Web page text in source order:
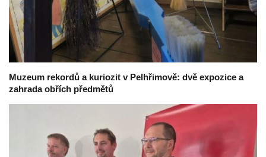
Muzeum rekordů a kuriozit v Pelhřimově: dvě expozice a
zahrada obřích předmětů